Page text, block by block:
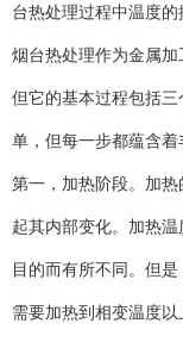
台热处理过程中温度的
烟台热处理作为金属加
但它的基本过程包括
单，但每一步都蕴含着
第一，加热阶段。加
起其内部变化。加热
目的而有所不同。但
需要加热到相变温度